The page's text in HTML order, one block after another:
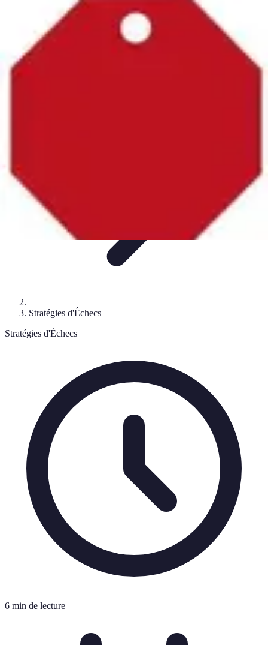
Stratégie Échecs
Stratégies et Techniques Stratégies Échiquéennes
Bases du Jeu
Stratégies d'Échecs
Stratégies d'Échecs
6 min de lecture